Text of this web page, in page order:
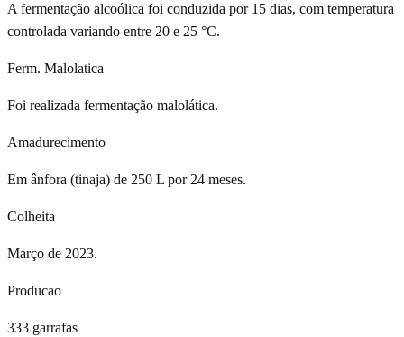
A fermentação alcoólica foi conduzida por 15 dias, com temperatura
controlada variando entre 20 e 25 °C.
Ferm. Malolatica
Foi realizada fermentação malolática.
Amadurecimento
Em ânfora (tinaja) de 250 L por 24 meses.
Colheita
Março de 2023.
Producao
333 garrafas